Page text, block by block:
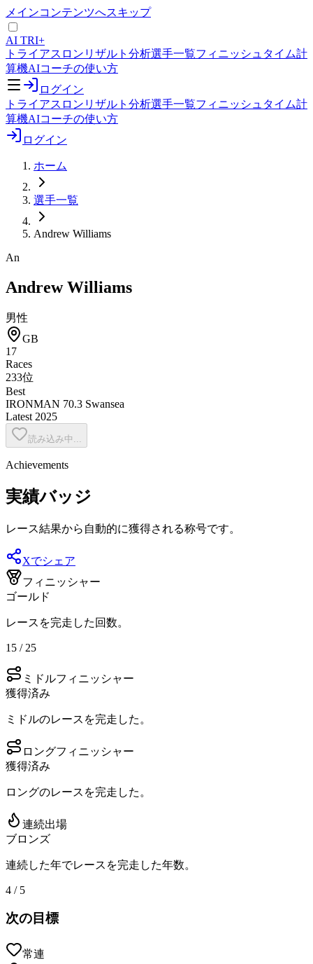
メインコンテンツへスキップ
AI TRI+
トライアスロンリザルト分析選手一覧フィニッシュタイム計
算機AIコーチの使い方
ログイン
トライアスロンリザルト分析選手一覧フィニッシュタイム計
算機AIコーチの使い方
ログイン
ホーム
選手一覧
Andrew Williams
An
Andrew Williams
男性
GB
17
Races
233位
Best
IRONMAN 70.3 Swansea
Latest 2025
読み込み中...
Achievements
実績バッジ
レース結果から自動的に獲得される称号です。
Xでシェア
フィニッシャー
ゴールド
レースを完走した回数。
15 / 25
ミドルフィニッシャー
獲得済み
ミドルのレースを完走した。
ロングフィニッシャー
獲得済み
ロングのレースを完走した。
連続出場
ブロンズ
連続した年でレースを完走した年数。
4 / 5
次の目標
常連